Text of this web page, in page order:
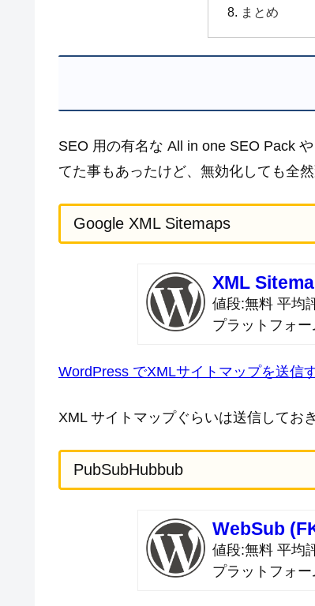
まとめ
SEO 用の有名な All in one SEO Pack
てた事もあったけど、無効化しても全
Google XML Sitemaps
XML
値段 無料 平均
プラットフォー
WordPress でXMLサイトマップを送信
XML サイトマップぐらいは送信しておき
PubSubHubbub
WebSub
値段 無料 平均
プラットフォー